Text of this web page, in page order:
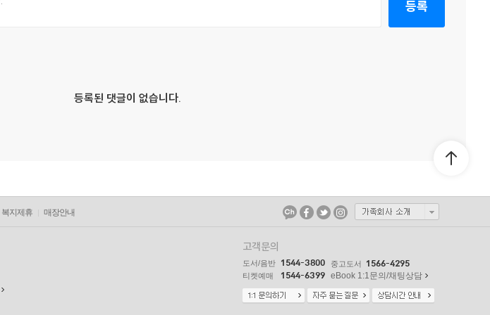
등록
등록된 댓글이 없습니다.
복지제휴 매장안내
고객문의
도서/음반 1544-3800 중고도서 1566-4295
티켓예매 1544-6399 eBook 1:1문의/채팅상담